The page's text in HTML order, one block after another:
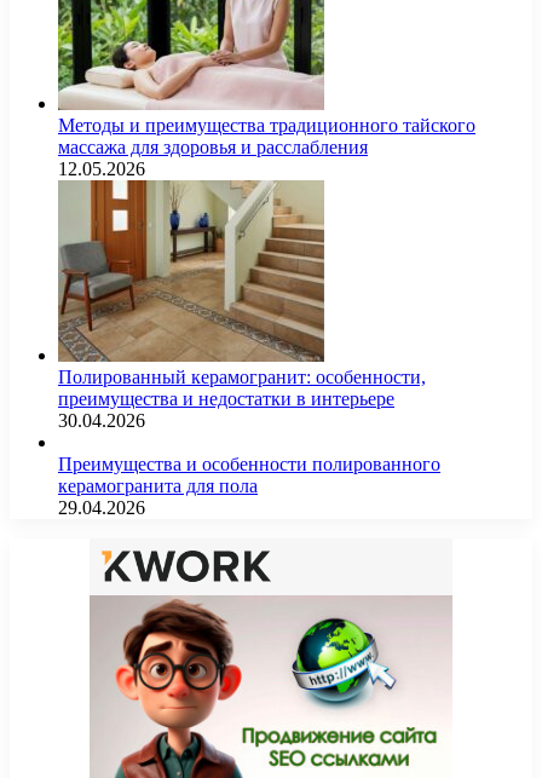
Методы и преимущества традиционного тайского
массажа для здоровья и расслабления
12.05.2026
Полированный керамогранит: особенности,
преимущества и недостатки в интерьере
30.04.2026
Преимущества и особенности полированного
керамогранита для пола
29.04.2026